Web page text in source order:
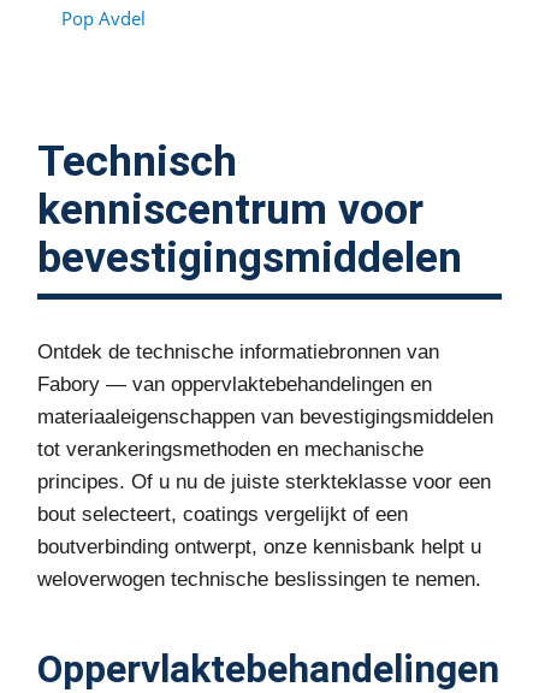
Pop Avdel
Technisch
kenniscentrum voor
bevestigingsmiddelen
Ontdek de technische informatiebronnen van
Fabory — van oppervlaktebehandelingen en
materiaaleigenschappen van bevestigingsmiddelen
tot verankeringsmethoden en mechanische
principes. Of u nu de juiste sterkteklasse voor een
bout selecteert, coatings vergelijkt of een
boutverbinding ontwerpt, onze kennisbank helpt u
weloverwogen technische beslissingen te nemen.
Oppervlaktebehandelingen